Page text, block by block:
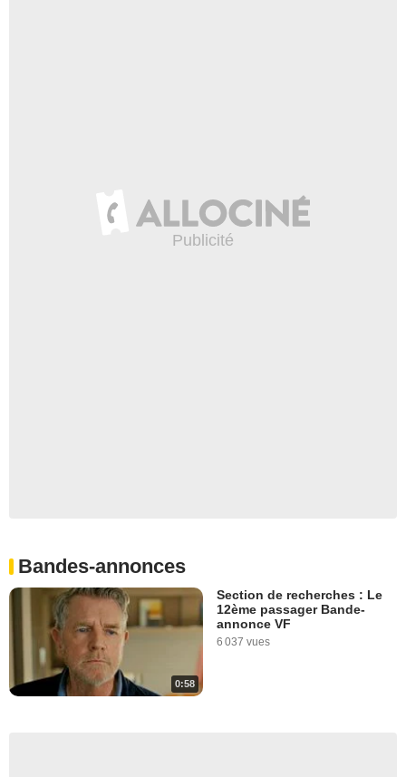
Bandes-annonces
0:58
Section de recherches : Le
12ème passager Bande-
annonce VF
6 037 vues